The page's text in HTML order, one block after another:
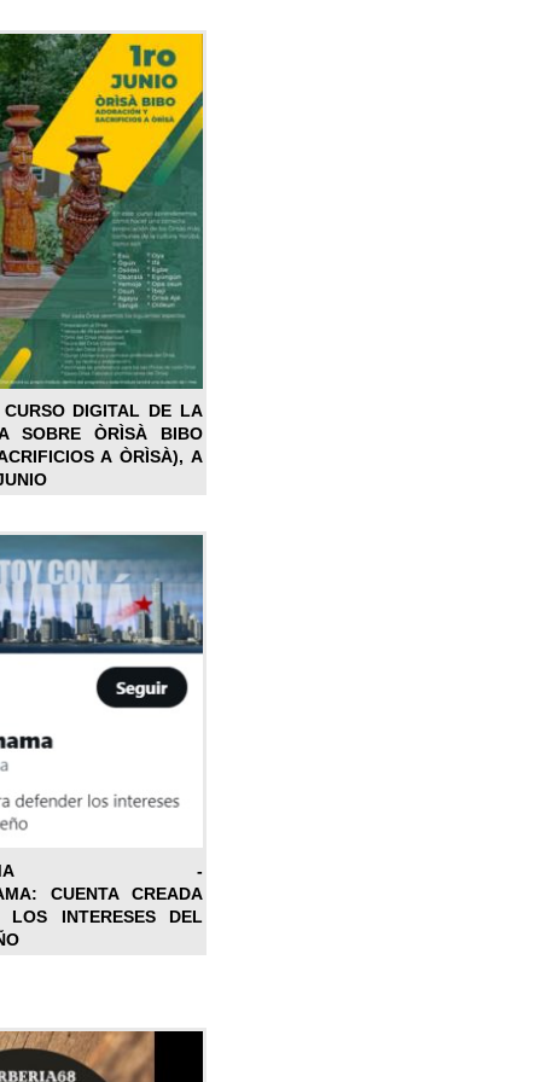
DIGITAL DE LA
SOBRE ÒRÌSÀ BIBO
A ÒRÌSÀ), A
-
CUENTA CREADA
LOS INTERESES DEL